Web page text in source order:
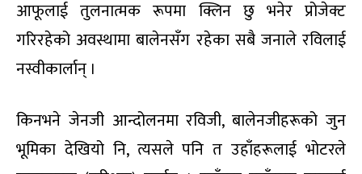
आफूलाई तुलनात्मक रूपमा क्लिन छु भनेर प्रोजेक्ट
गरिरहेको अवस्थामा बालेनसँग रहेका सबै जनाले रविलाई
नस्वीकार्लान् ।
किनभने जेनजी आन्दोलनमा रविजी, बालेनजीहरूको जुन
भूमिका देखियो नि, त्यसले पनि त उहाँहरूलाई भोटरले